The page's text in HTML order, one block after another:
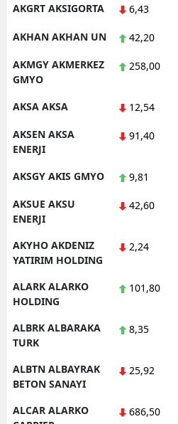
AKGRT AKSIGORTA 6,43
AKHAN AKHAN UN 42,20
AKMGY AKMERKEZ
GMYO
258,00
AKSA AKSA 12,54
AKSEN AKSA
ENERJI
91,40
AKSGY AKIS GMYO 9,81
AKSUE AKSU
ENERJI
42,60
AKYHO AKDENIZ
YATIRIM HOLDING
2,24
ALARK ALARKO
HOLDING
101,80
ALBRK ALBARAKA
TURK
8,35
ALBTN ALBAYRAK
BETON SANAYI
25,92
ALCAR ALARKO
686,50